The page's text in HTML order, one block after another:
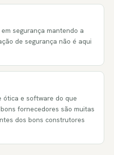
segurança mantendo a
de segurança não é aqui
ótica e software do que
fornecedores são muitas
dos bons construtores